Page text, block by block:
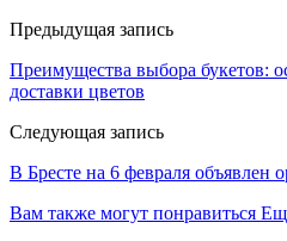
Предыдущая запись
Преимущества выбора букетов:
доставки цветов
Следующая запись
В Бресте на 6 февраля объявлен
Вам также могут понравиться